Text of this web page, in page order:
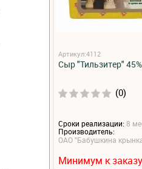
Артикул:4112
Сыр "Тильзитер" 45%
(0)
Сроки реализации:8
Производитель:
ОАО "Бабушкина
Минимум к